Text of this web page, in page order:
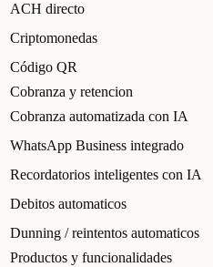
ACH directo
Criptomonedas
Código QR
Cobranza y retencion
Cobranza automatizada con IA
WhatsApp Business integrado
Recordatorios inteligentes con IA
Debitos automaticos
Dunning / reintentos automaticos
Productos y funcionalidades